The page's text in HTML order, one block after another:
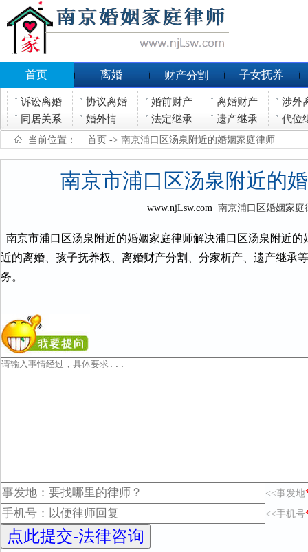
首页 离婚 财产分割 子女抚养
诉讼离婚 协议离婚 婚前财产 离婚财产
涉外
同居关系
婚外情 法定继承 遗产继承 代位
当前位置： 首页 -> 南京浦口区汤泉附近的婚姻家庭律师
南京市浦口区汤泉附近的
www.njLsw.com南京浦口区婚姻家庭
南京市浦口区汤泉附近的婚姻家庭律师解决浦口区汤泉附近
近的离婚、孩子抚养权、离婚财产分割、分家析产、遗产继承
务。
<<事发地
<<手机号